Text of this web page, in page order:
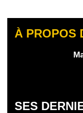
À PROPOS
SES